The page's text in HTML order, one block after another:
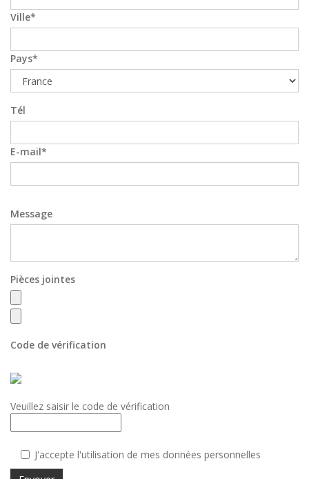
Ville
Pays
Tél
E-mail
Message
Pièces jointes
Code de vérification
Veuillez saisir le code de vérification
J'accepte l'utilisation de mes données personnelles